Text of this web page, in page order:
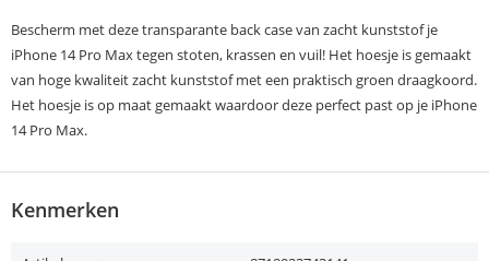
Bescherm met deze transparante back case van zacht kunststof je
iPhone 14 Pro Max tegen stoten, krassen en vuil! Het hoesje is gemaakt
van hoge kwaliteit zacht kunststof met een praktisch groen draagkoord.
Het hoesje is op maat gemaakt waardoor deze perfect past op je iPhone
14 Pro Max.
Kenmerken